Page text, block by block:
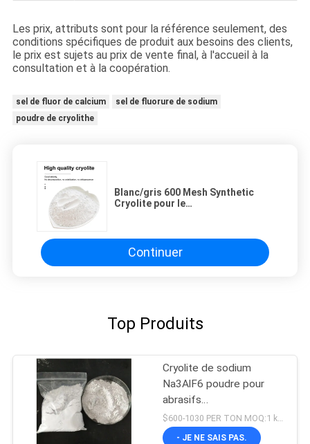
Les prix, attributs sont pour la référence seulement, des
conditions spécifiques de produit aux besoins des clients,
le prix est sujets au prix de vente final, à l'accueil à la
consultation et à la coopération.
sel de fluor de calcium
sel de fluorure de sodium
poudre de cryolithe
Blanc/gris 600 Mesh Synthetic
Cryolite pour le
Continuer
Top Produits
Cryolite de sodium
Na3AlF6 poudre pour
abrasifs
Hexafluoroaluminate de
sodium
$600-1030 PER TON MOQ:1 kg ou plus
- JE NE SAIS PAS.